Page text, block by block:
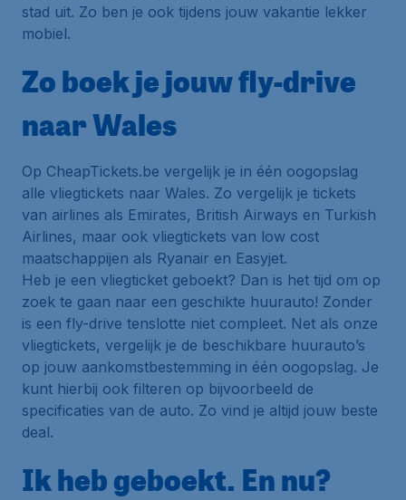
stad uit. Zo ben je ook tijdens jouw vakantie lekker
mobiel.
Zo boek je jouw fly-drive
naar Wales
Op CheapTickets.be vergelijk je in één oogopslag
alle vliegtickets naar Wales. Zo vergelijk je tickets
van airlines als Emirates, British Airways en Turkish
Airlines, maar ook vliegtickets van low cost
maatschappijen als Ryanair en Easyjet.
Heb je een vliegticket geboekt? Dan is het tijd om op
zoek te gaan naar een geschikte huurauto! Zonder
is een fly-drive tenslotte niet compleet. Net als onze
vliegtickets, vergelijk je de beschikbare huurauto’s
op jouw aankomstbestemming in één oogopslag. Je
kunt hierbij ook filteren op bijvoorbeeld de
specificaties van de auto. Zo vind je altijd jouw beste
deal.
Ik heb geboekt. En nu?